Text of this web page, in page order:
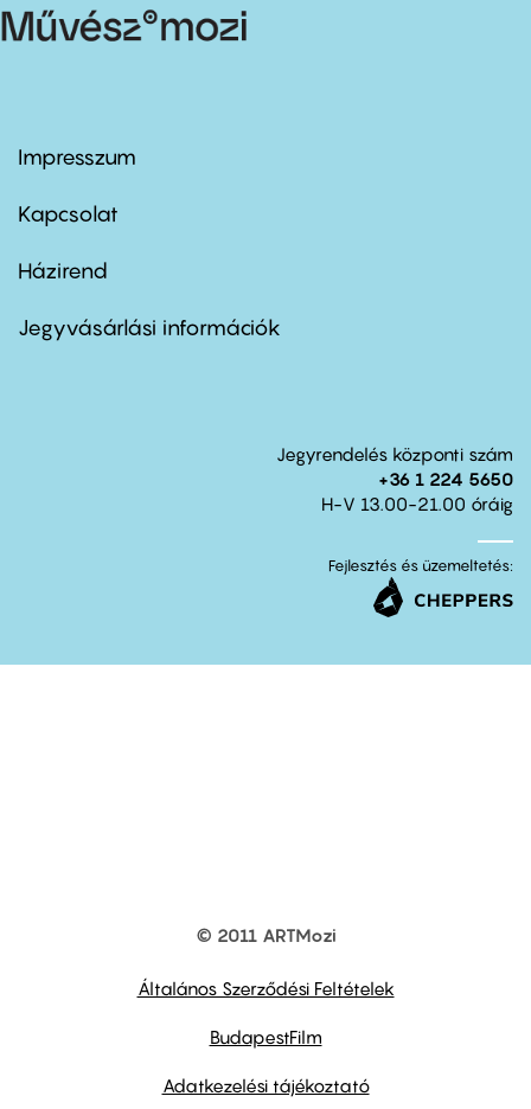
Footer
first
Impresszum
Kapcsolat
Footer
second
Házirend
Jegyvásárlási információk
Jegyrendelés központi szám
+36 1 224 5650
H-V 13.00-21.00 óráig
Fejlesztés és üzemeltetés:
© 2011 ARTMozi
Általános Szerződési Feltételek
BudapestFilm
Adatkezelési tájékoztató